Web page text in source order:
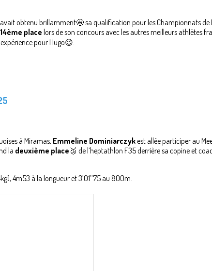
avait obtenu brillamment🤩 sa qualification pour les Championnats de
14ème place lors de son concours avec les autres meilleurs athlètes
pour Hugo😉.
à Miramas, Emmeline Dominiarczykest allée participer au
la deuxième place 🥈 de l’heptathlon F35 derrière sa copine et
4m53 à la longueur et 3’01’’75 au 800m.